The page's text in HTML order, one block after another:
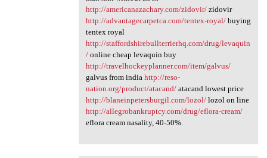
http://americanazachary.com/zidovir/zidovir
http://advantagecarpetca.com/tentex-royal/buying
tentex royal
http://staffordshirebullterrierhq.com/drug/levaquin
/online cheap levaquin buy
http://travelhockeyplanner.com/item/galvus/
galvus from india http://reso-
nation.org/product/atacand/atacand lowest price
http://blaneinpetersburgil.com/lozol/lozol on line
http://allegrobankruptcy.com/drug/eflora-cream/
eflora cream nasality, 40-50%.